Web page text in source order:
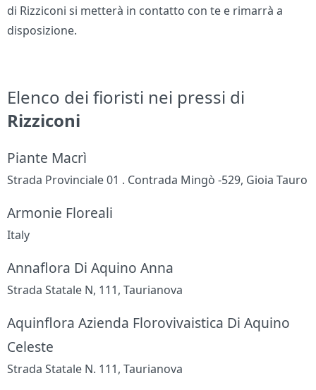
di Rizziconi si metterà in contatto con te e rimarrà a
disposizione.
Elenco dei fioristi nei pressi di
Rizziconi
Piante Macrì
Strada Provinciale 01 . Contrada Mingò -529, Gioia Tauro
Armonie Floreali
Italy
Annaflora Di Aquino Anna
Strada Statale N, 111, Taurianova
Aquinflora Azienda Florovivaistica Di Aquino
Celeste
Strada Statale N. 111, Taurianova